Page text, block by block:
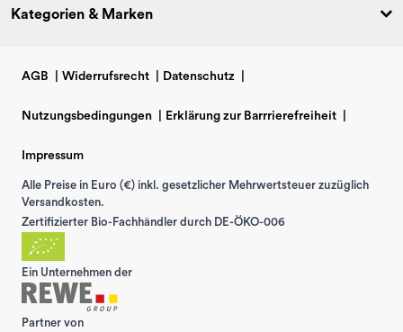
Kategorien & Marken
AGB Widerrufsrecht Datenschutz
Nutzungsbedingungen Erklärung zur Barrrierefreiheit
Impressum
Alle Preise in Euro (€) inkl. gesetzlicher Mehrwertsteuer zuzüglich
Versandkosten.
Zertifizierter Bio-Fachhändler durch DE-ÖKO-006
Ein Unternehmen der
Partner von